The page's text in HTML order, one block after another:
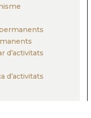
d’activitats
d’activitats